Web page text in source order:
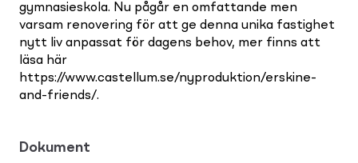
gymnasieskola. Nu pågår en omfattande men
varsam renovering för att ge denna unika fastighet
nytt liv anpassat för dagens behov, mer finns att
läsa här
https://www.castellum.se/nyproduktion/erskine-
and-friends/.
Dokument